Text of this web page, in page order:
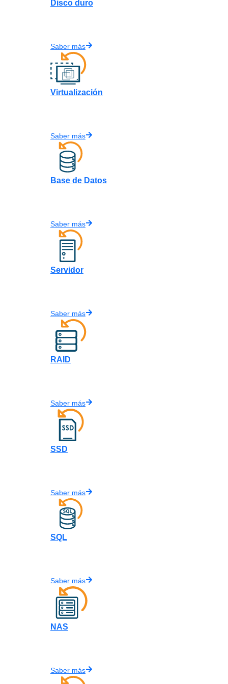
Disco duro
Saber más
Virtualización
Saber más
Base de Datos
Saber más
Servidor
Saber más
RAID
Saber más
SSD
Saber más
SQL
Saber más
NAS
Saber más